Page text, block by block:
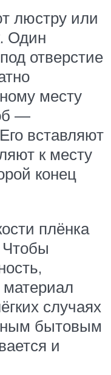
люстру или
Один
отверстие
месту
—
вставляют
к месту
конец
плёнка
Чтобы
материал
случаях
бытовым
и